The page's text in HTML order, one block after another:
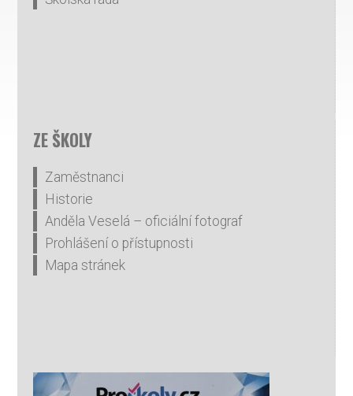
ZE ŠKOLY
Zaměstnanci
Historie
Anděla Veselá – oficiální fotograf
Prohlášení o přístupnosti
Mapa stránek